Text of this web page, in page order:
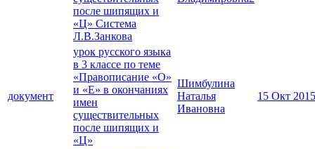
после шипящих и
«Ц» Система
Л.В.Занкова
документ
урок русского языка
в 3 классе по теме
«Правописание «О»
и «Е» в окончаниях
имен
существительных
после шипящих и
«Ц»
Шимбулина
Наталья
Ивановна
15 Окт 2015